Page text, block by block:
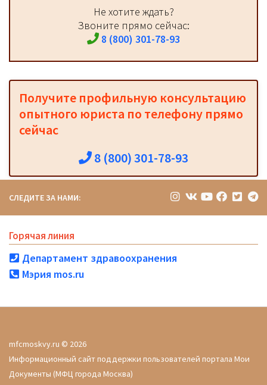
Не хотите ждать?
Звоните прямо сейчас:
8 (800) 301-78-93
Получите профильную консультацию
опытного юриста по телефону прямо
сейчас
8 (800) 301-78-93
СЛЕДИТЕ ЗА НАМИ:
Горячая линия
Департамент здравоохранения
Мэрия mos.ru
mfcmoskvy.ru © 2026
Информационный сайт поддержки пользователей портала Мои
Документы (МФЦ города Москва)